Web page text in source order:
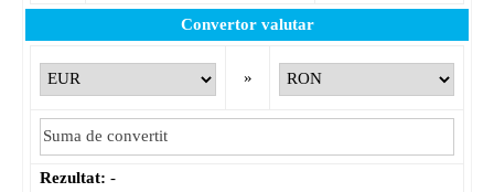
Convertor valutar
»
Rezultat: -